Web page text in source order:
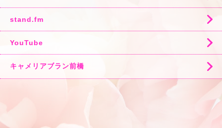
stand.fm
YouTube
キャメリアブラン前橋